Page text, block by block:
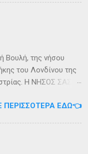
Φεύγωντας ο
Βουλή, της νήσου
του Λονδίνου της
Η ΝΗΣΟΣ ΣΑΣΩΝ
περίπου 6 τ.χλμ.
πολέμου ανάμεσα
ΠΕΡΙΣΣΌΤΕΡΑ ΕΔΏ👈